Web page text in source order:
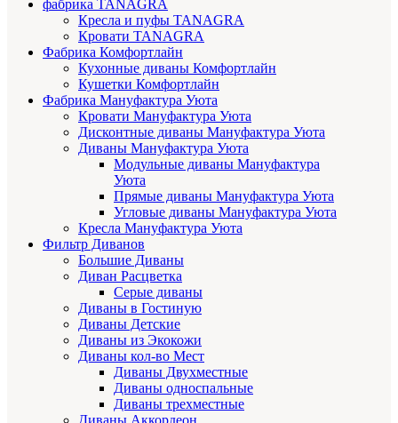
фабрика TANAGRA
Кресла и пуфы TANAGRA
Кровати TANAGRA
Фабрика Комфортлайн
Кухонные диваны Комфортлайн
Кушетки Комфортлайн
Фабрика Мануфактура Уюта
Кровати Мануфактура Уюта
Дисконтные диваны Мануфактура Уюта
Диваны Мануфактура Уюта
Модульные диваны Мануфактура
Уюта
Прямые диваны Мануфактура Уюта
Угловые диваны Мануфактура Уюта
Кресла Мануфактура Уюта
Фильтр Диванов
Большие Диваны
Диван Расцветка
Серые диваны
Диваны в Гостиную
Диваны Детские
Диваны из Экокожи
Диваны кол-во Мест
Диваны Двухместные
Диваны односпальные
Диваны трехместные
Диваны Аккордеон